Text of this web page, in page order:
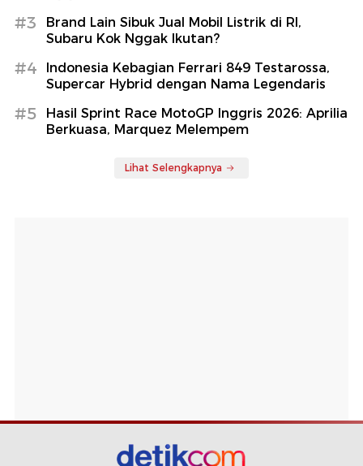
#3
Brand Lain Sibuk Jual Mobil Listrik di RI,
Subaru Kok Nggak Ikutan?
#4
Indonesia Kebagian Ferrari 849 Testarossa,
Supercar Hybrid dengan Nama Legendaris
#5
Hasil Sprint Race MotoGP Inggris 2026: Aprilia
Berkuasa, Marquez Melempem
Lihat Selengkapnya